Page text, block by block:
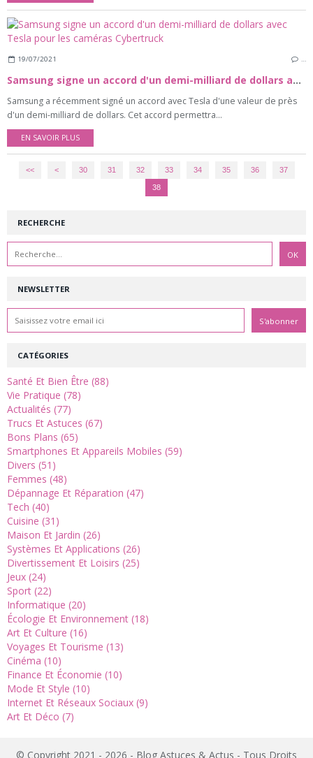
19/07/2021 …
Samsung signe un accord d'un demi-milliard de dollars avec Tesla pour les caméras Cybertruck
Samsung a récemment signé un accord avec Tesla d'une valeur de près
d'un demi-milliard de dollars. Cet accord permettra...
EN SAVOIR PLUS
<< < 10
20
30 31 32 33 34 35 36 37
38
NEWSLETTER
RECHERCHE
CATÉGORIES
Santé Et Bien Être (88)
Vie Pratique (78)
Actualités (77)
Trucs Et Astuces (67)
Bons Plans (65)
Smartphones Et Appareils Mobiles (59)
Divers (51)
Femmes (48)
Dépannage Et Réparation (47)
Tech (40)
Cuisine (31)
Maison Et Jardin (26)
Systèmes Et Applications (26)
Divertissement Et Loisirs (25)
Jeux (24)
Sport (22)
Informatique (20)
Écologie Et Environnement (18)
Art Et Culture (16)
Voyages Et Tourisme (13)
Cinéma (10)
Finance Et Économie (10)
Mode Et Style (10)
Internet Et Réseaux Sociaux (9)
Art Et Déco (7)
© Copyright 2021 - 2026 - Blog Astuces & Actus - Tous Droits